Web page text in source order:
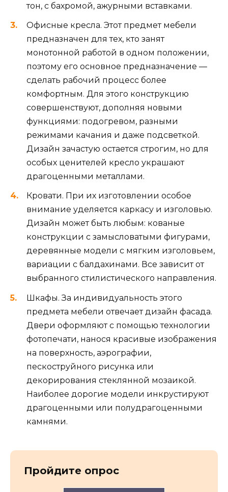
тон, с бахромой, ажурными вставками.
Офисные кресла. Этот предмет мебели
предназначен для тех, кто занят
монотонной работой в одном положении,
поэтому его основное предназначение —
сделать рабочий процесс более
комфортным. Для этого конструкцию
совершенствуют, дополняя новыми
функциями: подогревом, разными
режимами качания и даже подсветкой.
Дизайн зачастую остается строгим, но для
особых ценителей кресло украшают
драгоценными металлами.
Кровати. При их изготовлении особое
внимание уделяется каркасу и изголовью.
Дизайн может быть любым: кованые
конструкции с замысловатыми фигурами,
деревянные модели с мягким изголовьем,
вариации с балдахинами. Все зависит от
выбранного стилистического направления.
Шкафы. За индивидуальность этого
предмета мебели отвечает дизайн фасада.
Двери оформляют с помощью технологии
фотопечати, нанося красивые изображения
на поверхность, аэрографии,
пескоструйного рисунка или
декорирования стеклянной мозаикой.
Наиболее дорогие модели инкрустируют
драгоценными или полудрагоценными
камнями.
Пройдите опрос